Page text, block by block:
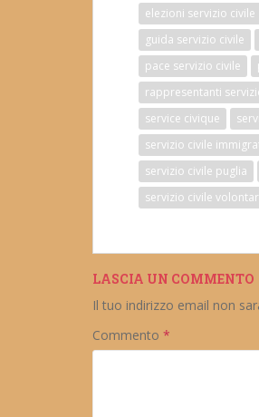
elezioni servizio civile
guida servizio civile
pace servizio civile
rappresentanti
service civique
servizio civile
servizio civile puglia
servizio civile
LASCIA UN COMMENTO
Il tuo indirizzo email non
Commento *